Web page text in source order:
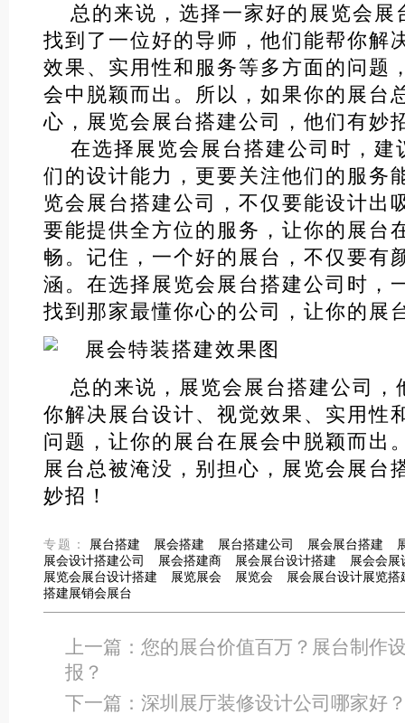
总的来说，选择一家好的展览会展
找到了一位好的导师，他们能帮你解
效果、实用性和服务等多方面的问题
会中脱颖而出。所以，如果你的展台
心，展览会展台搭建公司，他们有妙
在选择展览会展台搭建公司时，建
们的设计能力，更要关注他们的服务
览会展台搭建公司，不仅要能设计出
要能提供全方位的服务，让你的展台
畅。记住，一个好的展台，不仅要有
涵。在选择展览会展台搭建公司时，
找到那家最懂你心的公司，让你的展
总的来说，展览会展台搭建公司，
你解决展台设计、视觉效果、实用性
问题，让你的展台在展会中脱颖而出
展台总被淹没，别担心，展览会展台
妙招！
专题： 展台搭建 展会搭建 展台搭建公司 展会展台搭建
展会设计搭建公司
展会搭建商 展会展台设计搭建
展会会展
展览会展台设计搭建
展览展会 展览会
展会展台设计展览搭
搭建展销会展台
上一篇：您的展台价值百万？展台制作
报？
下一篇：深圳展厅装修设计公司哪家好